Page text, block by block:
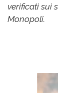
verificati sui
Monopoli.